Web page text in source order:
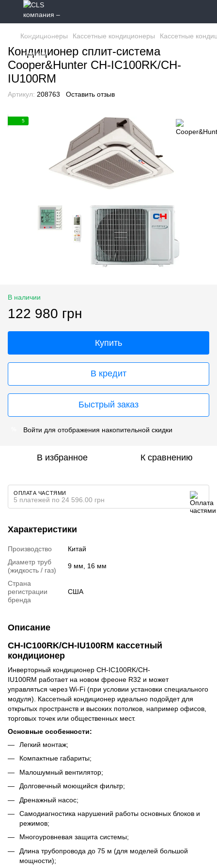
Кондиционеры Кассетные кондиционеры Кассетные
Кондиционер сплит-система
Cooper&Hunter CH-IC100RK/CH-
IU100RM
Артикул: 208763 Оставить отзыв
5
В наличии
122 980 грн
Купить
В кредит
Быстрый заказ
Войти для отображения накопительной скидки
В избранное К сравнению
ОПЛАТА ЧАСТЯМИ
5 платежей по 24 596.00 грн
Характеристики
Производство
Китай
Диаметр труб
(жидкость / газ)
9 мм, 16 мм
Страна
регистрации
бренда
США
Описание
CH-IC100RK/CH-IU100RM кассетный
кондиционер
Инверторный кондиционер CH-IC100RK/CH-
IU100RM работает на новом фреоне R32 и может
управляться через Wi-Fi (при условии установки специального
модуля). Кассетный кондиционер идеально подойдет для
открытых пространств и высоких потолков, например офисов,
торговых точек или общественных мест.
Основные особенности:
Легкий монтаж;
Компактные габариты;
Малошумный вентилятор;
Долговечный моющийся фильтр;
Дренажный насос;
Самодиагностика нарушений работы основных блоков и
режимов;
Многоуровневая защита системы;
Длина трубопровода до 75 м (для моделей большой
мощности);